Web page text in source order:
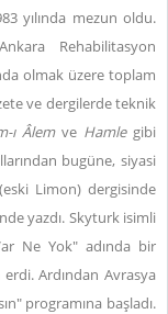
yılında mezun oldu.
Rehabilitasyon
olmak üzere toplam
ve dergilerde teknik
ı Âlemve Hamle gibi
bugüne, siyasi
Limon) dergisinde
yazdı. Skyturk isimli
Ne Yok" adında bir
Ardından Avrasya
programına başladı.